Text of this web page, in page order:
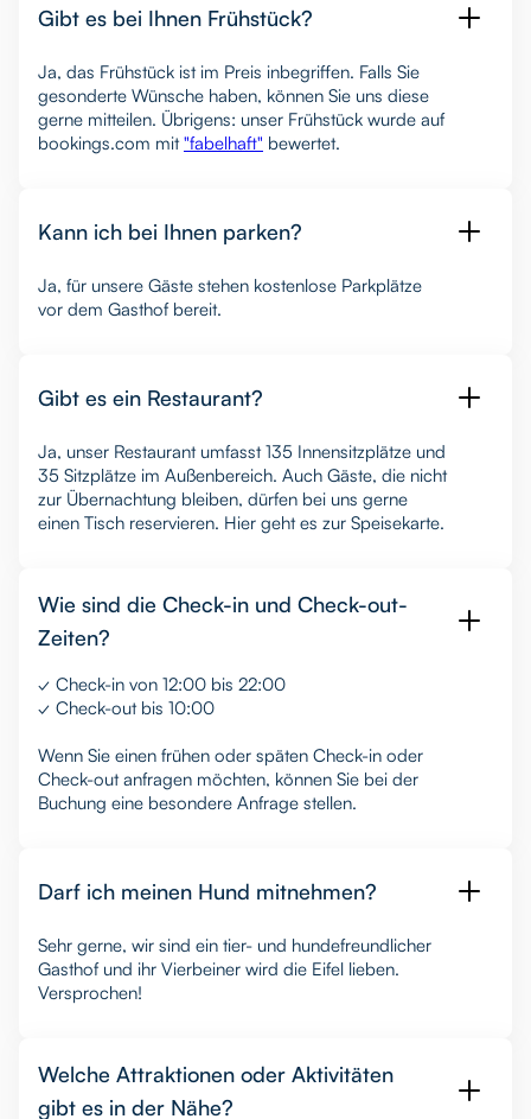
Gibt es bei Ihnen Frühstück?
Ja, das Frühstück ist im Preis inbegriffen. Falls Sie
gesonderte Wünsche haben, können Sie uns diese
gerne mitteilen. Übrigens: unser Frühstück wurde auf
bookings.com mit"fabelhaft" bewertet.
Kann ich bei Ihnen parken?
Ja, für unsere Gäste stehen kostenlose Parkplätze
vor dem Gasthof bereit.
Gibt es ein Restaurant?
Ja, unser Restaurant umfasst 135 Innensitzplätze und
35 Sitzplätze im Außenbereich. Auch Gäste, die nicht
zur Übernachtung bleiben, dürfen bei uns gerne
einen Tisch reservieren. Hier geht es zur Speisekarte.
Wie sind die Check-in und Check-out-
Zeiten?
✓ Check-in von 12:00 bis 22:00
✓ Check-out bis 10:00
Wenn Sie einen frühen oder späten Check-in oder
Check-out anfragen möchten, können Sie bei der
Buchung eine besondere Anfrage stellen.
Darf ich meinen Hund mitnehmen?
Sehr gerne, wir sind ein tier- und hundefreundlicher
Gasthof und ihr Vierbeiner wird die Eifel lieben.
Versprochen!
Welche Attraktionen oder Aktivitäten
gibt es in der Nähe?